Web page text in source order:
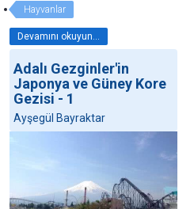
Hayvanlar
Devamını okuyun...
Adalı Gezginler'in
Japonya ve Güney Kore
Gezisi - 1
Ayşegül Bayraktar